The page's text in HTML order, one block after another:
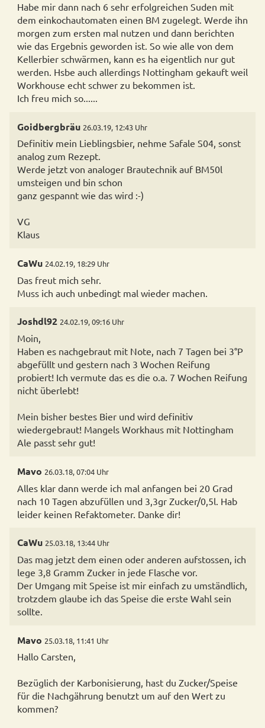
Habe mir dann nach 6 sehr erfolgreichen Suden mit
dem einkochautomaten einen BM zugelegt. Werde ihn
morgen zum ersten mal nutzen und dann berichten
wie das Ergebnis geworden ist. So wie alle von dem
Kellerbier schwärmen, kann es ha eigentlich nur gut
werden. Hsbe auch allerdings Nottingham gekauft weil
Workhouse echt schwer zu bekommen ist.
Ich freu mich so......
Goidbergbräu 26.03.19, 12:43 Uhr
Definitiv mein Lieblingsbier, nehme Safale S04, sonst
analog zum Rezept.
Werde jetzt von analoger Brautechnik auf BM50l
umsteigen und bin schon
ganz gespannt wie das wird :-)
VG
Klaus
CaWu 24.02.19, 18:29 Uhr
Das freut mich sehr.
Joshdl92 24.02.19, 09:16 Uhr
Moin,
Haben es nachgebraut mit Note, nach 7 Tagen bei 3°P
abgefüllt und gestern nach 3 Wochen Reifung
probiert! Ich vermute das es die o.a. 7 Wochen Reifung
nicht überlebt!
Mein bisher bestes Bier und wird definitiv
wiedergebraut! Mangels Workhaus mit Nottingham
Ale passt sehr gut!
Mavo 26.03.18, 07:04 Uhr
Alles klar dann werde ich mal anfangen bei 20 Grad
nach 10 Tagen abzufüllen und 3,3gr Zucker/0,5l. Hab
leider keinen Refaktometer. Danke dir!
CaWu 25.03.18, 13:44 Uhr
Das mag jetzt dem einen oder anderen aufstossen, ich
lege 3,8 Gramm Zucker in jede Flasche vor.
Der Umgang mit Speise ist mir einfach zu umständlich,
trotzdem glaube ich das Speise die erste Wahl sein
sollte.
Mavo 25.03.18, 11:41 Uhr
Hallo Carsten,
Bezüglich der Karbonisierung, hast du Zucker/Speise
für die Nachgährung benutzt um auf den Wert zu
kommen?